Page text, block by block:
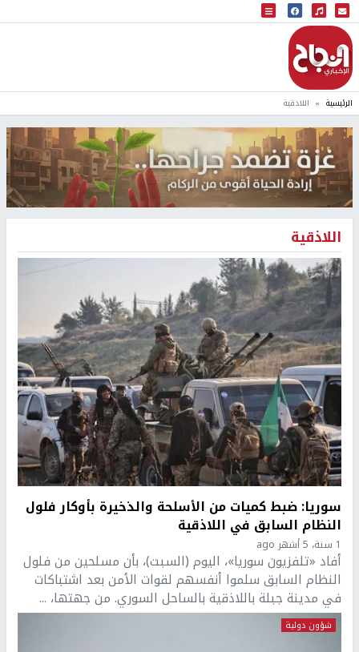
البث المباشر
إذاعة النجاح
الرئيسية اللاذقية
اللاذقية
سوريا: ضبط كميات من الأسلحة والذخيرة بأوكار فلول
النظام السابق في اللاذقية
1 سنة، 5 أشهر ago
أفاد «تلفزيون سوريا»، اليوم (السبت)، بأن مسلحين من فلول
النظام السابق سلموا أنفسهم لقوات الأمن بعد اشتباكات
في مدينة جبلة باللاذقية بالساحل السوري. من جهتها، ...
شؤون دولية